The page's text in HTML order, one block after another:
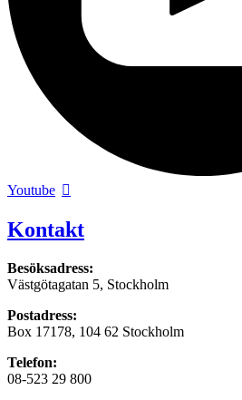
Youtube
Kontakt
Besöksadress:
Västgötagatan 5, Stockholm
Postadress:
Box 17178, 104 62 Stockholm
Telefon:
08-523 29 800